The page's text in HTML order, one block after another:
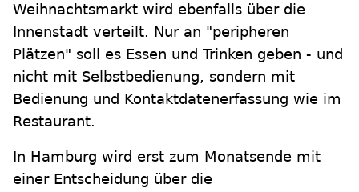
Weihnachtsmarkt wird ebenfalls über die
Innenstadt verteilt. Nur an "peripheren
Plätzen" soll es Essen und Trinken geben - und
nicht mit Selbstbedienung, sondern mit
Bedienung und Kontaktdatenerfassung wie im
Restaurant.
In Hamburg wird erst zum Monatsende mit
einer Entscheidung über die